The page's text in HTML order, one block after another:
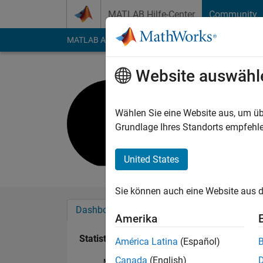
MATLAB Hilfe-Center Community
MATLAB Answers File Exchange Cody
Last seen: mehr als
Followers:0
Dashboard
Statistik
Website
Wählen Sie eine Website aus, um
Grundlage Ihres Standorts
United States
Sie können auch eine Website aus
Amerika
América Latina (Español)
Canada (English)